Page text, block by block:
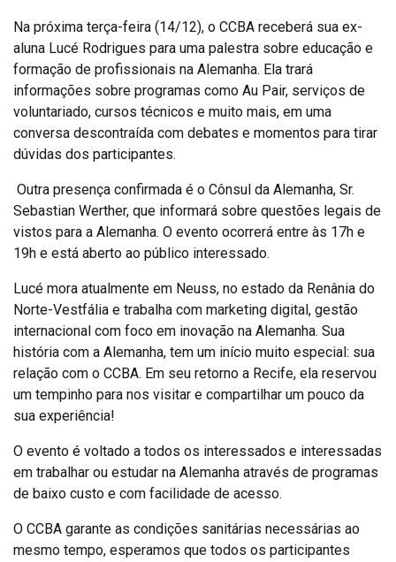
Na próxima terça-feira (14/12), o CCBA receberá sua ex-
aluna Lucé Rodrigues para uma palestra sobre educação e
formação de profissionais na Alemanha. Ela trará
informações sobre programas como Au Pair, serviços de
voluntariado, cursos técnicos e muito mais, em uma
conversa descontraída com debates e momentos para tirar
dúvidas dos participantes.
Outra presença confirmada é o Cônsul da Alemanha, Sr.
Sebastian Werther, que informará sobre questões legais de
vistos para a Alemanha. O evento ocorrerá entre às 17h e
19h e está aberto ao público interessado.
Lucé mora atualmente em Neuss, no estado da Renânia do
Norte-Vestfália e trabalha com marketing digital, gestão
internacional com foco em inovação na Alemanha. Sua
história com a Alemanha, tem um início muito especial: sua
relação com o CCBA. Em seu retorno a Recife, ela reservou
um tempinho para nos visitar e compartilhar um pouco da
sua experiência!
O evento é voltado a todos os interessados e interessadas
em trabalhar ou estudar na Alemanha através de programas
de baixo custo e com facilidade de acesso.
O CCBA garante as condições sanitárias necessárias ao
mesmo tempo, esperamos que todos os participantes